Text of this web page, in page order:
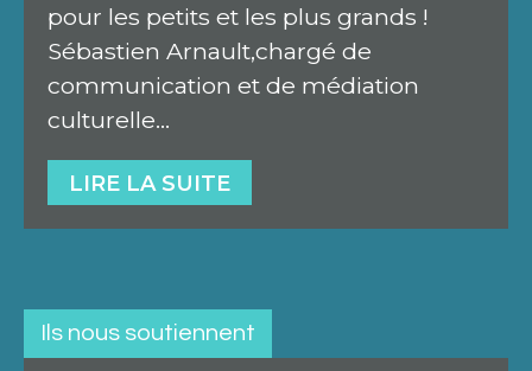
pour les petits et les plus grands !
Sébastien Arnault,chargé de
communication et de médiation
culturelle…
LIRE LA SUITE
Ils nous soutiennent